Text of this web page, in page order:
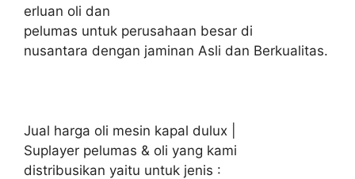
erluan oli dan
pelumas untuk perusahaan besar di
nusantara dengan jaminan Asli dan Berkualitas.
Jual harga oli mesin kapal dulux |
Suplayer pelumas & oli yang kami
distribusikan yaitu untuk jenis :